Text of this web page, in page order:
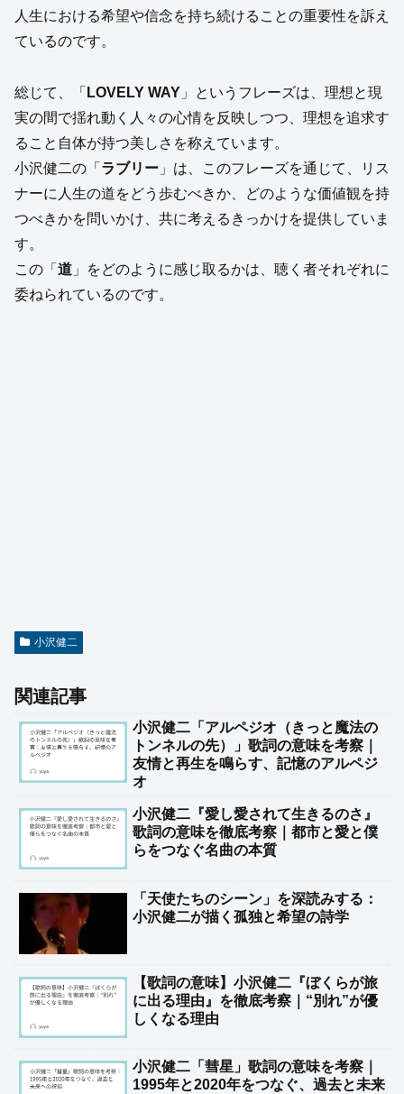
人生における希望や信念を持ち続けることの重要性を訴え
ているのです。
総じて、「 LOVELY WAY 」というフレーズは、理想と現
実の間で揺れ動く人々の心情を反映しつつ、理想を追求す
ること自体が持つ美しさを称えています。
小沢健二の「 ラブリー 」は、このフレーズを通じて、リス
ナーに人生の道をどう歩むべきか、どのような価値観を持
つべきかを問いかけ、共に考えるきっかけを提供していま
す。
この「 道 」をどのように感じ取るかは、聴く者それぞれに
委ねられているのです。
小沢健二
関連記事
小沢健二「アルペジオ（きっと魔法の
トンネルの先）」歌詞の意味を考察｜
友情と再生を鳴らす、記憶のアルペジ
オ
小沢健二『愛し愛されて生きるのさ』
歌詞の意味を徹底考察｜都市と愛と僕
らをつなぐ名曲の本質
「天使たちのシーン」を深読みする：
小沢健二が描く孤独と希望の詩学
【歌詞の意味】小沢健二『ぼくらが旅
に出る理由』を徹底考察｜“別れ”が優
しくなる理由
小沢健二「彗星」歌詞の意味を考察｜
1995年と2020年をつなぐ、過去と未来